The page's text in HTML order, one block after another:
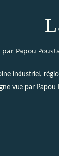
par Papou
industriel ,
vue par Papou